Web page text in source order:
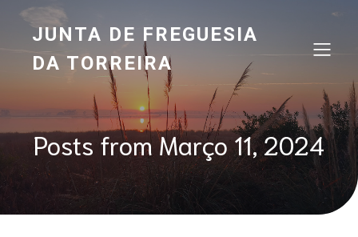
JUNTA DE FREGUESIA
DA TORREIRA
Posts from Março 11, 2024